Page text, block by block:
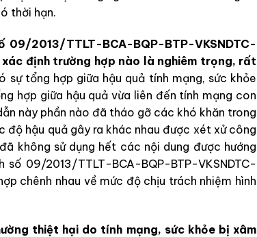
thời hạn.
2013/TTLT-BCA-BQP-BTP-VKSNDTC-
định trường hợp nào là nghiêm trọng, rất
sự tổng hợp giữa hậu quả tính mạng, sức khỏe
hợp giữa hậu quả vừa liên đến tính mạng con
này phần nào đã tháo gỡ các khó khăn trong
hậu quả gây ra khác nhau được xét xử công
không sử dụng hết các nội dung được hướng
09/2013/TTLT-BCA-BQP-BTP-VKSNDTC-
chênh nhau về mức độ chịu trách nhiệm hình
thiệt hại do tính mạng, sức khỏe bị xâm